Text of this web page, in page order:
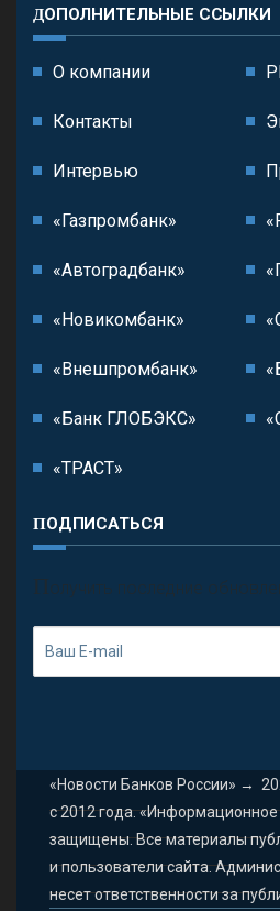
ДОПОЛНИТЕЛЬНЫЕ ССЫЛКИ
О компании
Контакты
Интервью
«Газпромбанк»
«Автоградбанк»
«Новикомбанк»
«Внешпромбанк»
«Банк ГЛОБЭКС»
«ТРАСТ»
ПОДПИСАТЬСЯ
П олучить последние
«Новости Банков России» →
с 2012 года. «Информационное
защищены. Все материалы
и пользователи сайта.
несет ответственности за